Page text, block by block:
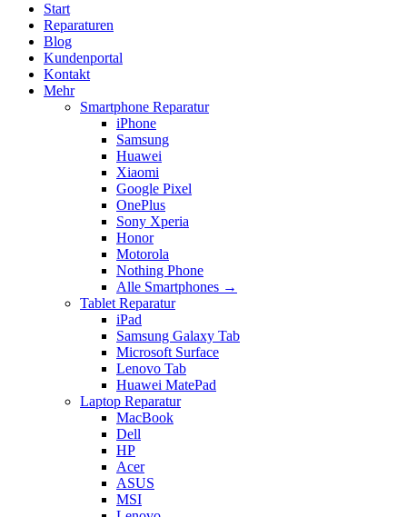
Start
Reparaturen
Blog
Kundenportal
Kontakt
Mehr
Smartphone Reparatur
iPhone
Samsung
Huawei
Xiaomi
Google Pixel
OnePlus
Sony Xperia
Honor
Motorola
Nothing Phone
Alle Smartphones →
Tablet Reparatur
iPad
Samsung Galaxy Tab
Microsoft Surface
Lenovo Tab
Huawei MatePad
Laptop Reparatur
MacBook
Dell
HP
Acer
ASUS
MSI